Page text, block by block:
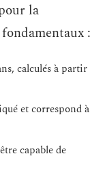
la
:
calculés à partir
et correspond à
capable de